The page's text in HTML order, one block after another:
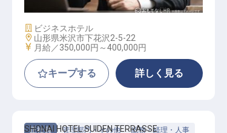
施設業態
ビジネスホテル
勤務地
山形県米沢市下花沢2-5-22
給与
月給／350,000円～400,000円
キープする 詳しく見る
正社員 管理部門・その他 総務・経理・人事
SHONAI HOTEL SUIDEN TERRASSE